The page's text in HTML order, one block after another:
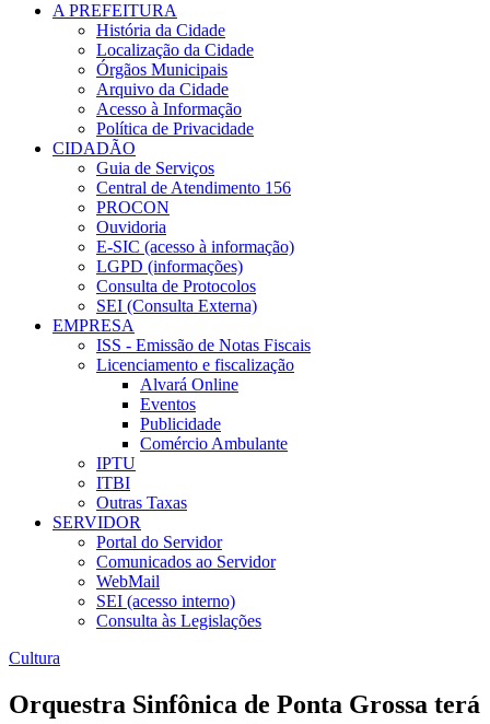
A PREFEITURA
História da Cidade
Localização da Cidade
Órgãos Municipais
Arquivo da Cidade
Acesso à Informação
Política de Privacidade
CIDADÃO
Guia de Serviços
Central de Atendimento 156
PROCON
Ouvidoria
E-SIC (acesso à informação)
LGPD (informações)
Consulta de Protocolos
SEI (Consulta Externa)
EMPRESA
ISS - Emissão de Notas Fiscais
Licenciamento e fiscalização
Alvará Online
Eventos
Publicidade
Comércio Ambulante
IPTU
ITBI
Outras Taxas
SERVIDOR
Portal do Servidor
Comunicados ao Servidor
WebMail
SEI (acesso interno)
Consulta às Legislações
Cultura
Orquestra Sinfônica de Ponta Grossa terá